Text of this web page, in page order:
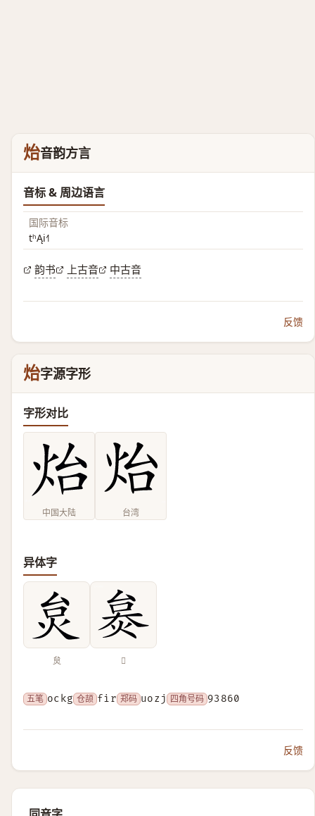
炲音韵方言
音标 & 周边语言
国际音标
tʰĄi˧˥
韵书 上古音 中古音
反馈
炲字源字形
字形对比
中国大陆 台湾
异体字
炱 𤊜
五笔 ockg 仓颉 fir 郑码 uozj 四角号码 93860
反馈